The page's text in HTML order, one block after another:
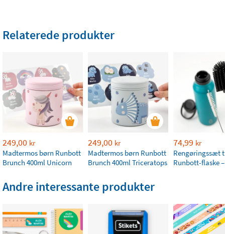
Relaterede produkter
249,00 kr
Madtermos børn Runbott
Brunch 400ml Unicorn
249,00 kr
Madtermos børn Runbott
Brunch 400ml Triceratops
74,99 kr
Rengøringssæt
Runbott-flaske
Andre interessante produkter